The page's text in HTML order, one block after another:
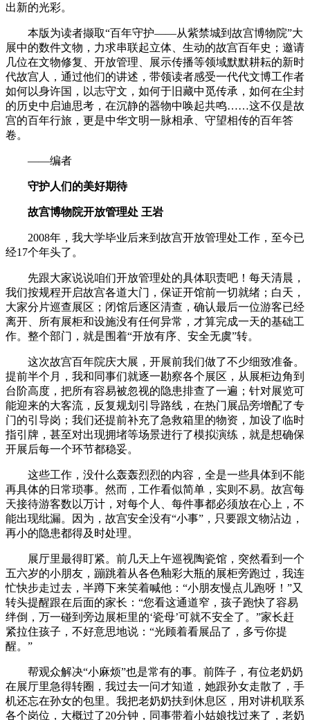
出新的光彩。
本版为读者撷取“百年守护——从紫禁城到故宫博物院”大
展中的数件文物，力求串联起立体、生动的故宫百年史；邀请
几位在文物修复、开放管理、展示传播等领域默默耕耘的新时
代故宫人，通过他们的讲述，带领读者感受一代代文博工作者
如何以身许国，以志守文，如何于旧藏中觅传承，如何在尘封
的历史中启迪思考，在沉静的器物中唤起共鸣……这不仅是故
宫的百年行旅，更是中华文明一脉相承、守望相传的百年答
卷。
——编者
守护人们的美好期待
故宫博物院开放管理处 王岩
2008年，我大学毕业后来到故宫开放管理处工作，至今已
经17个年头了。
先跟大家说说咱们开放管理处的具体职责吧！每天清晨，
我们按规程开启故宫各道大门，保证开馆前一切就绪；白天，
大家分片巡查展区；闭馆后逐区清查，确认最后一位游客已经
离开、所有展柜和设施没有任何异常，才算完成一天的基础工
作。整个部门，就是围着“开放有序、安全无虞”转。
这次故宫百年院庆大展，开展前我们做了不少细致准备。
提前半个月，我和同事们就逐一勘察各个展区，从展柜边角到
台阶高度，把所有容易被忽视的隐患排查了一遍；针对展览可
能迎来的大客流，反复规划引导路线，在热门展品旁增配了专
门的引导岗；我们还提前补充了急救箱里的物资，加设了临时
指引牌，甚至对出现拥堵等场景进行了模拟演练，就是想确保
开展后每一个环节都稳妥。
这些工作，没什么轰轰烈烈的内容，全是一些具体到不能
再具体的日常琐事。然而，工作看似简单，实则不易。故宫每
天接待游客数以万计，对每个人、每件事都必须放在心上，不
能出现纰漏。因为，故宫安全没有“小事”，只要跟文物沾边，
再小的隐患都得及时处理。
展厅里最得盯紧。前几天上午巡视陶瓷馆，突然看到一个
五六岁的小朋友，蹦跳着从各色釉彩大瓶的展柜旁跑过，我连
忙快步走过去，半蹲下来笑着喊他：“小朋友慢点儿跑呀！”又
转头提醒跟在后面的家长：“您看这通道窄，孩子跑快了容易
绊倒，万一碰到旁边展柜里的‘瓷母’可就不安全了。”家长赶
紧拉住孩子，不好意思地说：“光顾着看展品了，多亏你提
醒。”
帮观众解决“小麻烦”也是常有的事。前阵子，有位老奶奶
在展厅里急得转圈，我过去一问才知道，她跟孙女走散了，手
机还忘在孙女的包里。我把老奶奶扶到休息区，用对讲机联系
各个岗位，大概过了20分钟，同事带着小姑娘找过来了，老奶